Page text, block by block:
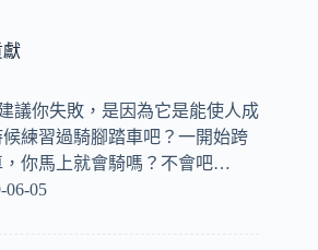
獻
議你失敗，是因為它是能使人成
練習過騎腳踏車吧？一開始跨
，你馬上就會騎嗎？不會吧…
06-05